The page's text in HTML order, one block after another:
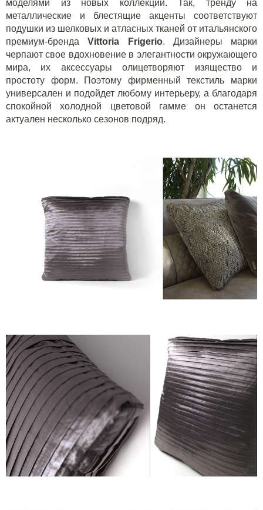
моделями из новых коллекций. Так, тренду на
металлические и блестящие акценты соответствуют
подушки из шелковых и атласных тканей от итальянского
премиум-брендаVittoria Frigerio. Дизайнеры марки
черпают свое вдохновение в элегантности окружающего
мира, их аксессуары олицетворяют изящество и
простоту форм. Поэтому фирменный текстиль марки
универсален и подойдет любому интерьеру, а благодаря
спокойной холодной цветовой гамме он останется
актуален несколько сезонов подряд.